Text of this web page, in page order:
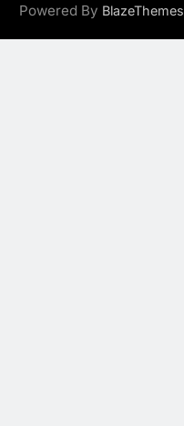
Powered By BlazeThemes